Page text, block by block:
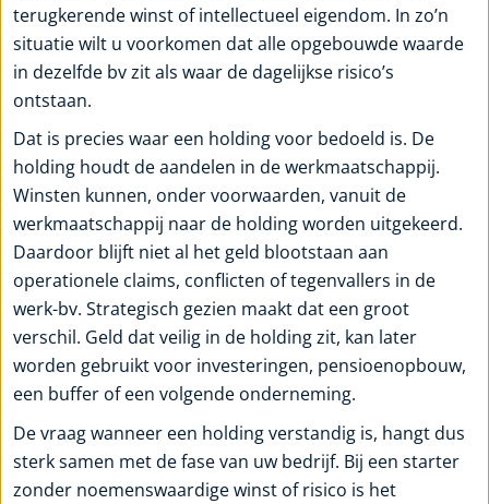
terugkerende winst of intellectueel eigendom. In zo’n
situatie wilt u voorkomen dat alle opgebouwde waarde
in dezelfde bv zit als waar de dagelijkse risico’s
ontstaan.
Dat is precies waar een holding voor bedoeld is. De
holding houdt de aandelen in de werkmaatschappij.
Winsten kunnen, onder voorwaarden, vanuit de
werkmaatschappij naar de holding worden uitgekeerd.
Daardoor blijft niet al het geld blootstaan aan
operationele claims, conflicten of tegenvallers in de
werk-bv. Strategisch gezien maakt dat een groot
verschil. Geld dat veilig in de holding zit, kan later
worden gebruikt voor investeringen, pensioenopbouw,
een buffer of een volgende onderneming.
De vraag wanneer een holding verstandig is, hangt dus
sterk samen met de fase van uw bedrijf. Bij een starter
zonder noemenswaardige winst of risico is het